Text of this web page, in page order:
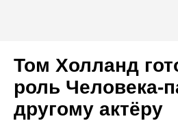
Том Холланд
роль Человека-
другому актёру